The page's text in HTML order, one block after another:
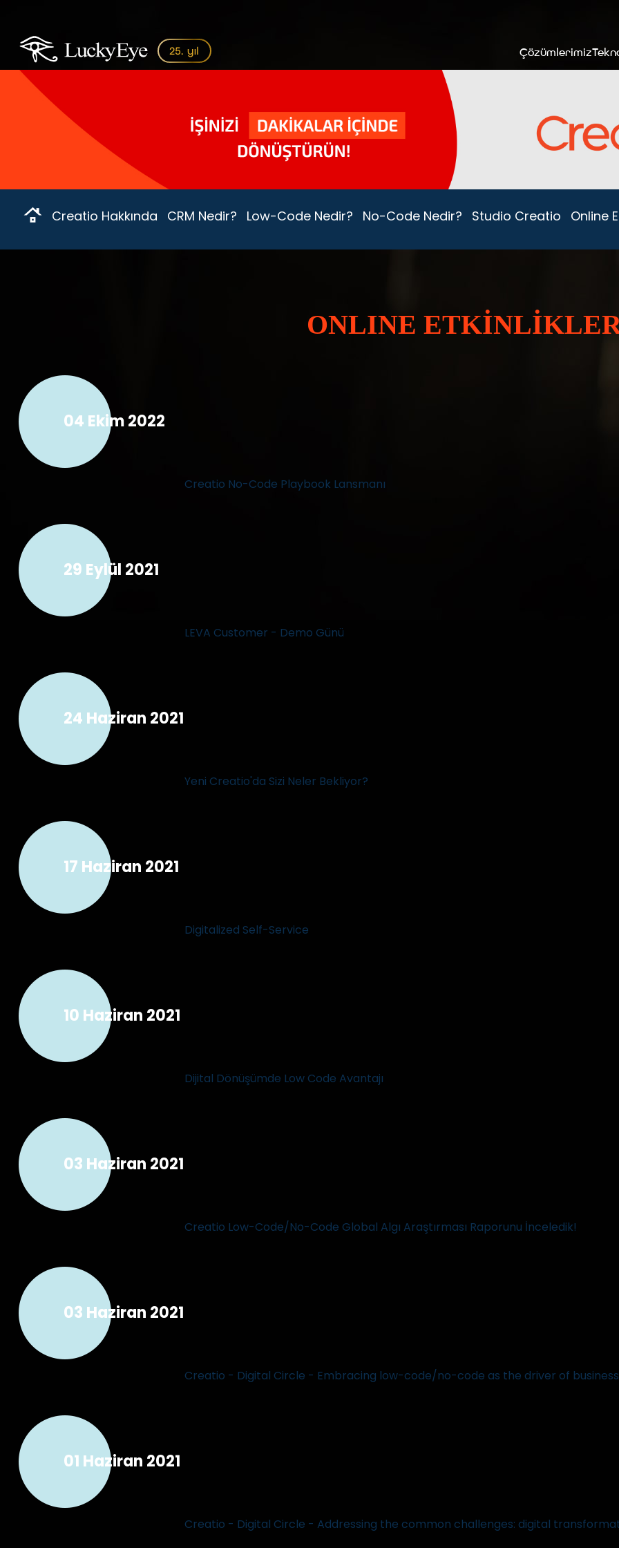
Çözümlerimiz
Creatio Hakkında CRM Nedir? Low-Code Nedir? No-Code Nedir? Studio Creatio Online
ONLINE
04 Ekim 2022
Creatio No-Code Playbook Lansmanı
29 Eylül 2021
LEVA Customer - Demo Günü
24 Haziran 2021
Yeni Creatio'da Sizi Neler Bekliyor?
17 Haziran 2021
Digitalized Self-Service
10 Haziran 2021
Dijital Dönüşümde Low Code Avantajı
03 Haziran 2021
Creatio Low-Code/No-Code Global Algı Araştırması Raporunu İnceledik!
03 Haziran 2021
Creatio - Digital Circle - Embracing low-code/no-code as the driver of
01 Haziran 2021
Creatio - Digital Circle - Addressing the common challenges: digital